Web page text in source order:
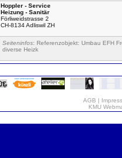
Hoppler - Service
Heizung - Sanitär
Förliweidstrasse 2
CH-8134 Adliswil ZH
Seiteninfos: Referenzobjekt: Umbau EFH
diverse Heizk
AGB |
KMU